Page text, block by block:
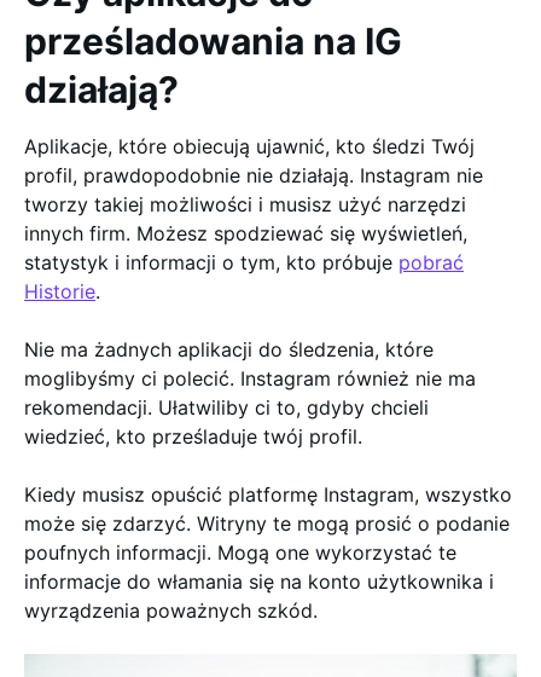
prześladowania na IG
działają?
Aplikacje, które obiecują ujawnić, kto śledzi Twój
profil, prawdopodobnie nie działają. Instagram nie
tworzy takiej możliwości i musisz użyć narzędzi
innych firm. Możesz spodziewać się wyświetleń,
statystyk i informacji o tym, kto próbuje pobrać
Historie.
Nie ma żadnych aplikacji do śledzenia, które
moglibyśmy ci polecić. Instagram również nie ma
rekomendacji. Ułatwiliby ci to, gdyby chcieli
wiedzieć, kto prześladuje twój profil.
Kiedy musisz opuścić platformę Instagram, wszystko
może się zdarzyć. Witryny te mogą prosić o podanie
poufnych informacji. Mogą one wykorzystać te
informacje do włamania się na konto użytkownika i
wyrządzenia poważnych szkód.